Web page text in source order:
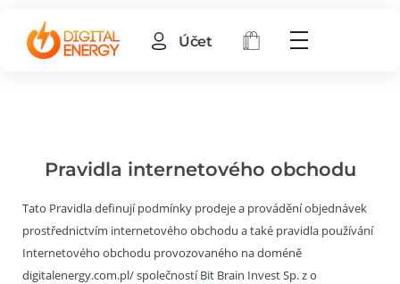
Účet
Pravidla internetového obchodu
Tato Pravidla definují podmínky prodeje a provádění objednávek
prostřednictvím internetového obchodu a také pravidla používání
Internetového obchodu provozovaného na doméně
digitalenergy.com.pl/ společností Bit Brain Invest Sp. z o